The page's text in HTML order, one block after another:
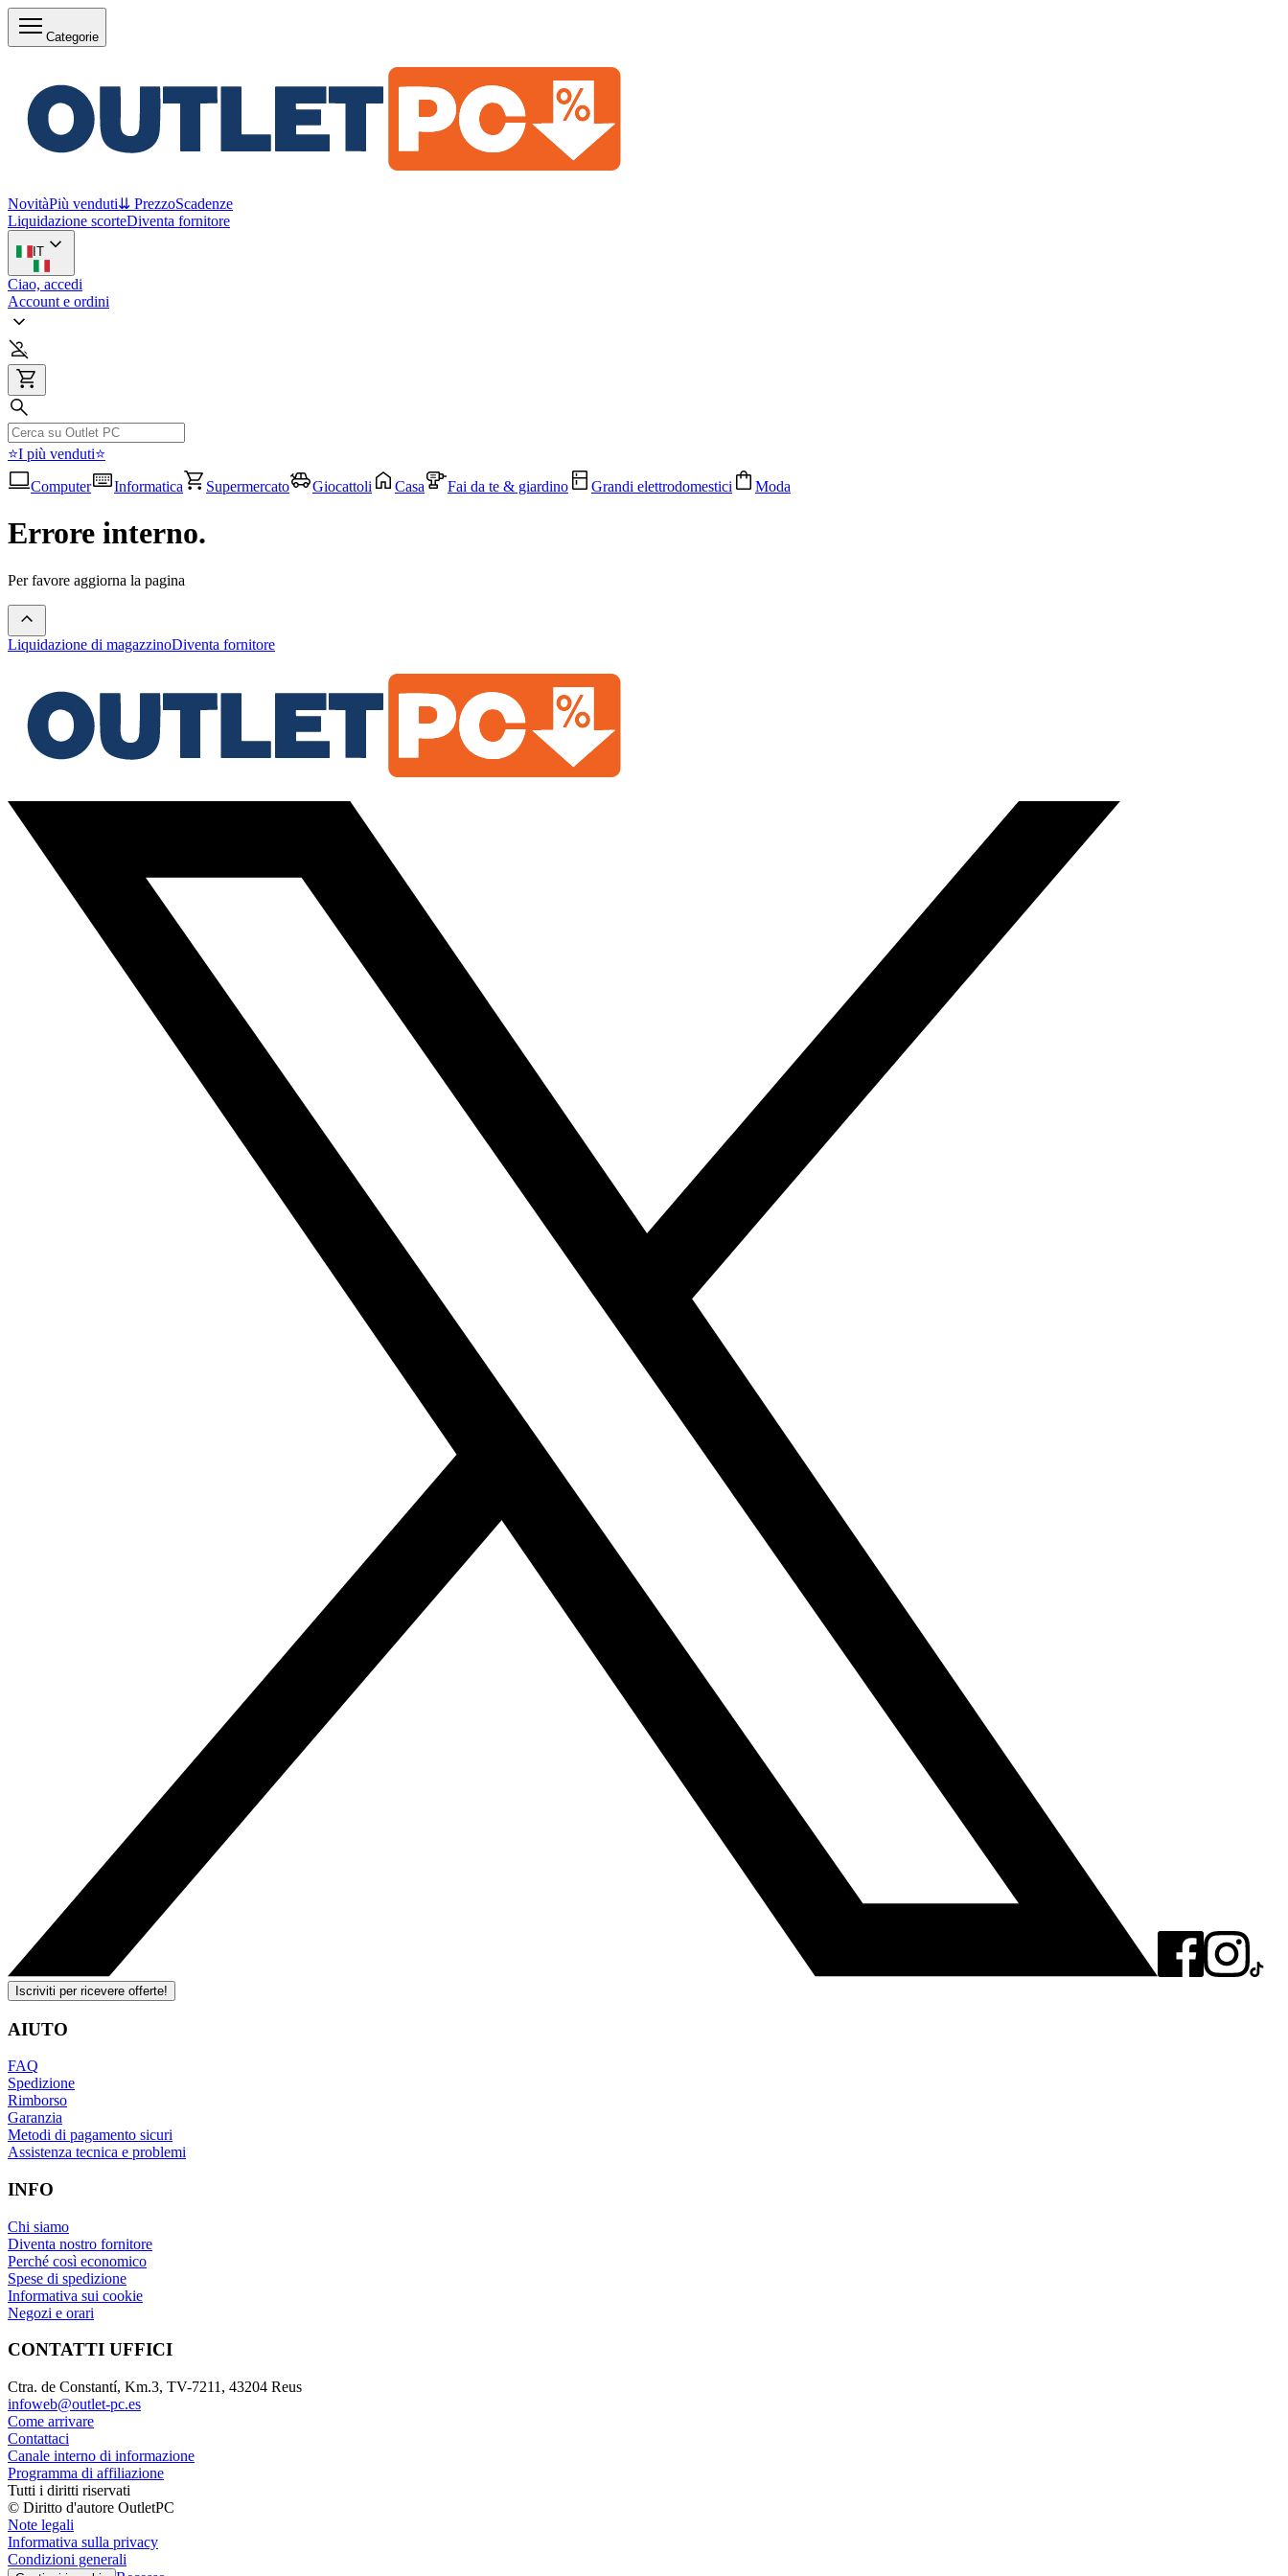
Categorie
NovitàPiù venduti⇊ PrezzoScadenze
Liquidazione scorteDiventa fornitore
IT
Ciao, accedi
Account e ordini
⭐I più venduti⭐
Computer
Informatica Supermercato Giocattoli Casa Fai da te & giardino Grandi elettrodomestici Moda
Errore interno.
Per favore aggiorna la pagina
Liquidazione di magazzinoDiventa fornitore
Iscriviti per ricevere offerte!
AIUTO
FAQ
Spedizione
Rimborso
Garanzia
Metodi di pagamento sicuri
Assistenza tecnica e problemi
INFO
Chi siamo
Diventa nostro fornitore
Perché così economico
Spese di spedizione
Informativa sui cookie
Negozi e orari
CONTATTI UFFICI
Ctra. de Constantí, Km.3, TV-7211, 43204 Reus
infoweb@outlet-pc.es
Come arrivare
Contattaci
Canale interno di informazione
Programma di affiliazione
Tutti i diritti riservati
© Diritto d'autore OutletPC
Note legali
Informativa sulla privacy
Condizioni generali